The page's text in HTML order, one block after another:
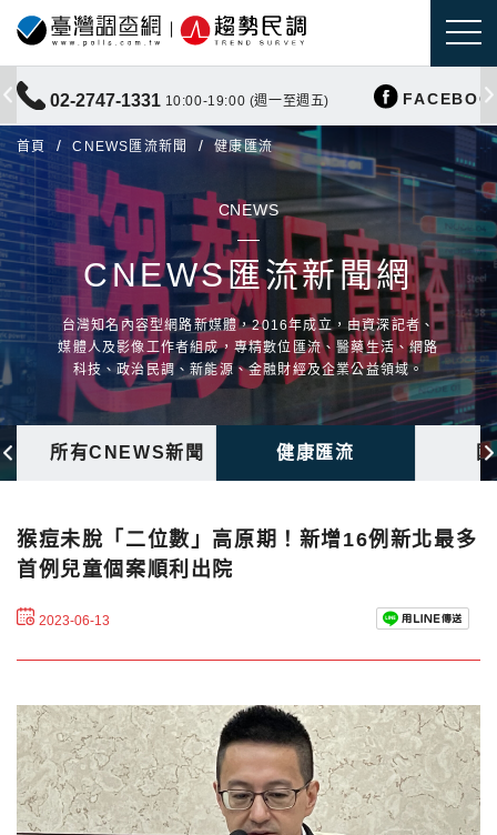
02-2747-1331 10:00-19:00 (週一至週五)
首頁 CNEWS匯流新聞 健康匯流
CNEWS
CNEWS匯流新聞網
台灣知名內容型網路新媒體，2016年成立，由資深記者、
媒體人及影像工作者組成，專精數位匯流、醫藥生活、網路
科技、政治民調、新能源、金融財經及企業公益領域。
所有CNEWS新聞 健康匯流
猴痘未脫「二位數」高原期！新增16例新北最多
首例兒童個案順利出院
2023-06-13